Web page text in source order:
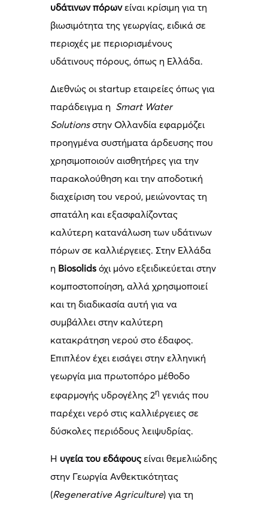
υδάτινων πόρωνείναι κρίσιμη για τη
βιωσιμότητα της γεωργίας, ειδικά σε
περιοχές με περιορισμένους
υδάτινους πόρους, όπως η Ελλάδα.
Διεθνώς οι startup εταιρείες όπως για
παράδειγμα η Smart Water
Solutionsστην Ολλανδία εφαρμόζει
προηγμένα συστήματα άρδευσης που
χρησιμοποιούν αισθητήρες για την
παρακολούθηση και την αποδοτική
διαχείριση του νερού, μειώνοντας τη
σπατάλη και εξασφαλίζοντας
καλύτερη κατανάλωση των υδάτινων
πόρων σε καλλιέργειες. Στην Ελλάδα
η Biosolids όχι μόνο εξειδικεύεται στην
κομποστοποίηση, αλλά χρησιμοποιεί
και τη διαδικασία αυτή για να
συμβάλλει στην καλύτερη
κατακράτηση νερού στο έδαφος.
Επιπλέον έχει εισάγει στην ελληνική
γεωργία μια πρωτοπόρο μέθοδο
εφαρμογής υδρογέλης 2η γενιάς που
παρέχει νερό στις καλλιέργειες σε
δύσκολες περιόδους λειψυδρίας.
Η υγεία του εδάφουςείναι θεμελιώδης
στην Γεωργία Ανθεκτικότητας
(Regenerative Agriculture) για τη